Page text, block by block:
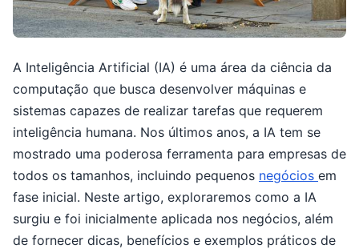
A Inteligência Artificial (IA) é uma área da ciência da
computação que busca desenvolver máquinas e
sistemas capazes de realizar tarefas que requerem
inteligência humana. Nos últimos anos, a IA tem se
mostrado uma poderosa ferramenta para empresas de
todos os tamanhos, incluindo pequenos negócios em
fase inicial. Neste artigo, exploraremos como a IA
surgiu e foi inicialmente aplicada nos negócios, além
de fornecer dicas, benefícios e exemplos práticos de